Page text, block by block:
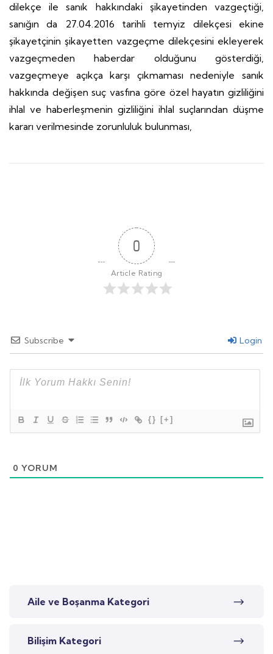
dilekçe ile sanık hakkındaki şikayetinden vazgeçtiği,
sanığın da 27.04.2016 tarihli temyiz dilekçesi ekine
şikayetçinin şikayetten vazgeçme dilekçesini ekleyerek
vazgeçmeden haberdar olduğunu gösterdiği,
vazgeçmeye açıkça karşı çıkmaması nedeniyle sanık
hakkında değişen suç vasfına göre özel hayatın gizliliğini
ihlal ve haberleşmenin gizliliğini ihlal suçlarından düşme
kararı verilmesinde zorunluluk bulunması,
0
Article Rating
Subscribe Login
{} [+]
0 YORUM
Aile ve Boşanma Kategori
Bilişim Kategori